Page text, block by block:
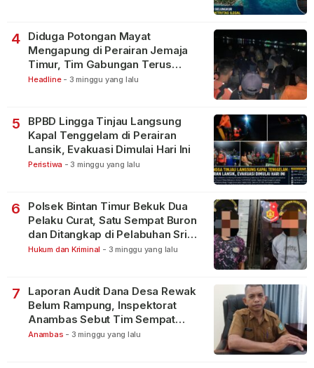
4
Diduga Potongan Mayat
Mengapung di Perairan Jemaja
Timur, Tim Gabungan Terus
Lakukan Pencarian
Headline - 3 minggu yang lalu
5
BPBD Lingga Tinjau Langsung
Kapal Tenggelam di Perairan
Lansik, Evakuasi Dimulai Hari Ini
Peristiwa - 3 minggu yang lalu
6
Polsek Bintan Timur Bekuk Dua
Pelaku Curat, Satu Sempat Buron
dan Ditangkap di Pelabuhan Sri
Bintan Pura
Hukum dan Kriminal - 3 minggu yang lalu
7
Laporan Audit Dana Desa Rewak
Belum Rampung, Inspektorat
Anambas Sebut Tim Sempat
Terbagi Tangani Kasus Lain
Anambas - 3 minggu yang lalu